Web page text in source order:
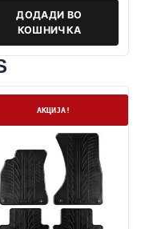
ДОДАДИ ВО
КОШНИЧКА
АКЦИЈА!